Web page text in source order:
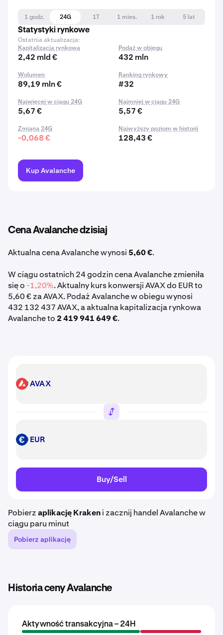
1 godz. 24G 1T 1 mies. 1 rok
5 lat
Statystyki rynkowe
Ostatnia aktualizacja:
Kapitalizacja rynkowa
2,42 mld €
Podaż w obiegu
432 mln
Wolumen
89,19 mln €
Ranking rynkowy
#32
Najwięcej w ciągu 24G
5,67 €
Najmniej w ciągu 24G
5,57 €
Zmiana 24G
-0,068 €
Najwyższy poziom w historii
128,43 €
Kup Avalanche
Cena Avalanche dzisiaj
Aktualna cena Avalanche wynosi 5,60 €.
W ciągu ostatnich 24 godzin cena Avalanche zmieniła
się o-1,20%. Aktualny kurs konwersji AVAX do EUR to
5,60 € za AVAX. Podaż Avalanche w obiegu wynosi
432 132 437 AVAX, a aktualna kapitalizacja rynkowa
Avalanche to 2 419 941 649 €.
AVAX AVAX
EUR EUR
Buy/Sell
Pobierzaplikację Krakeni zacznij handel Avalanche w
ciągu paru minut
Pobierz aplikację
Historia ceny Avalanche
Aktywność transakcyjna – 24H